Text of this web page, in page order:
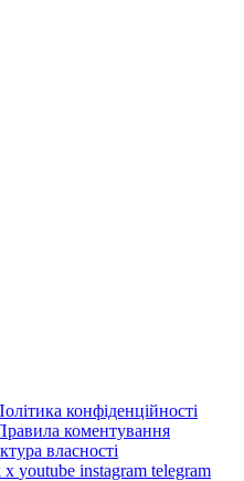
конфіденційності
коментування
власності
x youtube instagram telegram